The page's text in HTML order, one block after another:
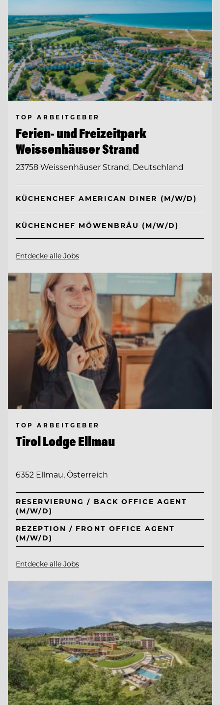
TOP ARBEITGEBER
Ferien- und Freizeitpark
Weissenhäuser Strand
23758 Weissenhäuser Strand, Deutschland
KÜCHENCHEF AMERICAN DINER (M/W/D)
KÜCHENCHEF MÖWENBRÄU (M/W/D)
Entdecke alle Jobs
TOP ARBEITGEBER
Tirol Lodge Ellmau
6352 Ellmau, Österreich
RESERVIERUNG / BACK OFFICE AGENT
(M/W/D)
REZEPTION / FRONT OFFICE AGENT
(M/W/D)
Entdecke alle Jobs